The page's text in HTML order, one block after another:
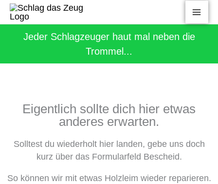
Zum
Inhalt
springen
Jeder Schlagzeuger haut mal neben die
Trommel...
Eigentlich sollte dich hier etwas
anderes erwarten.
Solltest du wiederholt hier landen, gebe uns doch
kurz über das Formularfeld Bescheid.
So können wir mit etwas Holzleim wieder reparieren.